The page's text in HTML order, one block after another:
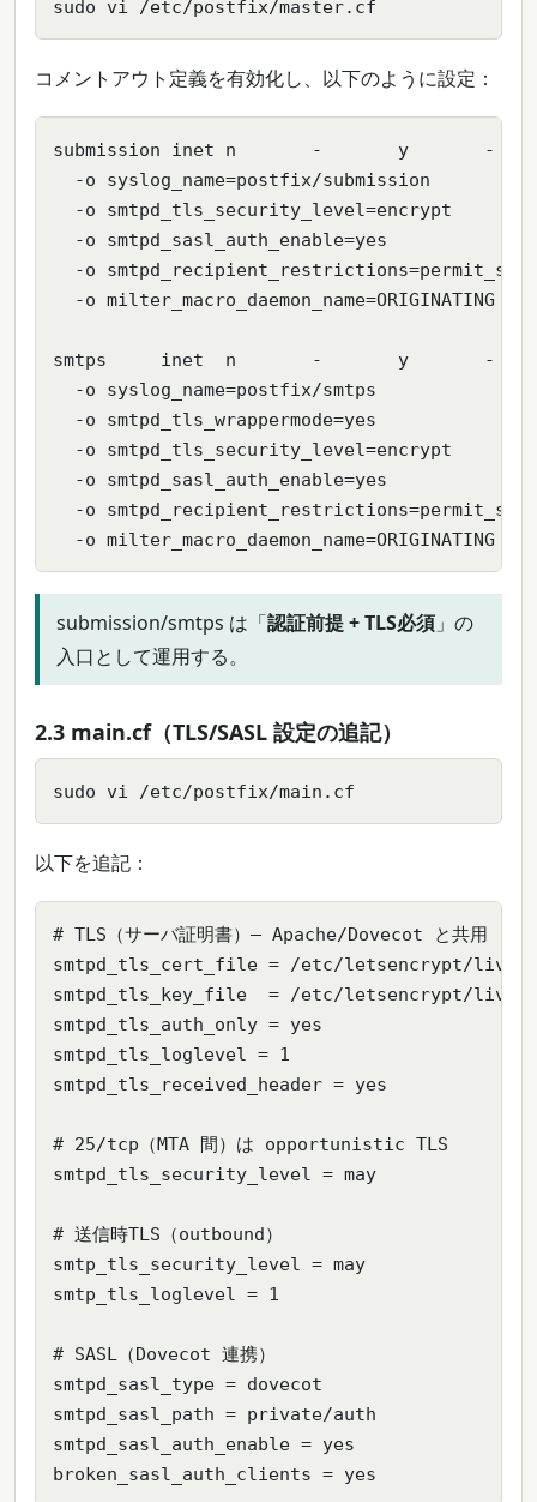
sudo vi /etc/postfix/master.cf
コメントアウト定義を有効化し、以下のように設定：
submission inet n       -       y       -
  -o syslog_name=postfix/submission
  -o smtpd_tls_security_level=encrypt
  -o smtpd_sasl_auth_enable=yes
-o
  -o milter_macro_daemon_name=ORIGINATING
smtps     inet  n       -       y       -
  -o syslog_name=postfix/smtps
  -o smtpd_tls_wrappermode=yes
  -o smtpd_tls_security_level=encrypt
  -o smtpd_sasl_auth_enable=yes
-o
  -o milter_macro_daemon_name=ORIGINATING
submission/smtps は「認証前提 + TLS必須 」の
入口として運用する。
2.3 main.cf（TLS/SASL 設定の追記）
sudo vi /etc/postfix/main.cf
以下を追記：
# TLS（サーバ証明書）— Apache/Dovecot と共用
smtpd_tls_cert_file = /etc/letsencrypt/live/
smtpd_tls_key_file  = /etc/letsencrypt/live/
smtpd_tls_auth_only = yes
smtpd_tls_loglevel = 1
smtpd_tls_received_header = yes
# 25/tcp（MTA 間）は opportunistic TLS
smtpd_tls_security_level = may
# 送信時TLS（outbound）
smtp_tls_security_level = may
smtp_tls_loglevel = 1
# SASL（Dovecot 連携）
smtpd_sasl_type = dovecot
smtpd_sasl_path = private/auth
smtpd_sasl_auth_enable = yes
broken_sasl_auth_clients = yes